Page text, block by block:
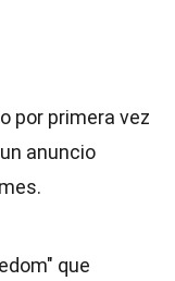
por primera vez
anuncio
que